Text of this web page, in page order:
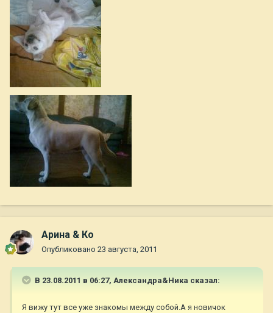
Арина & Ко
Опубликовано 23 августа, 2011
В 23.08.2011 в 06:27, Александра&Ника сказал:
Я вижу тут все уже знакомы между собой.А я новичок